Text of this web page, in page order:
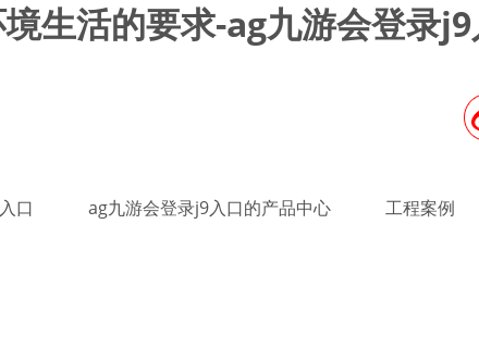
生活的要求-ag九游会登录j9
口 ag九游会登录j9入口的产品中心 工程案例